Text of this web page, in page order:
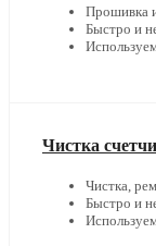
Прошивка
Быстро и
Чистка
Чистка,
Быстро и